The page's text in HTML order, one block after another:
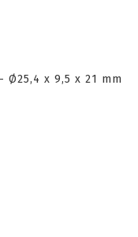
Ø25,4 x 9,5 x 21 mm